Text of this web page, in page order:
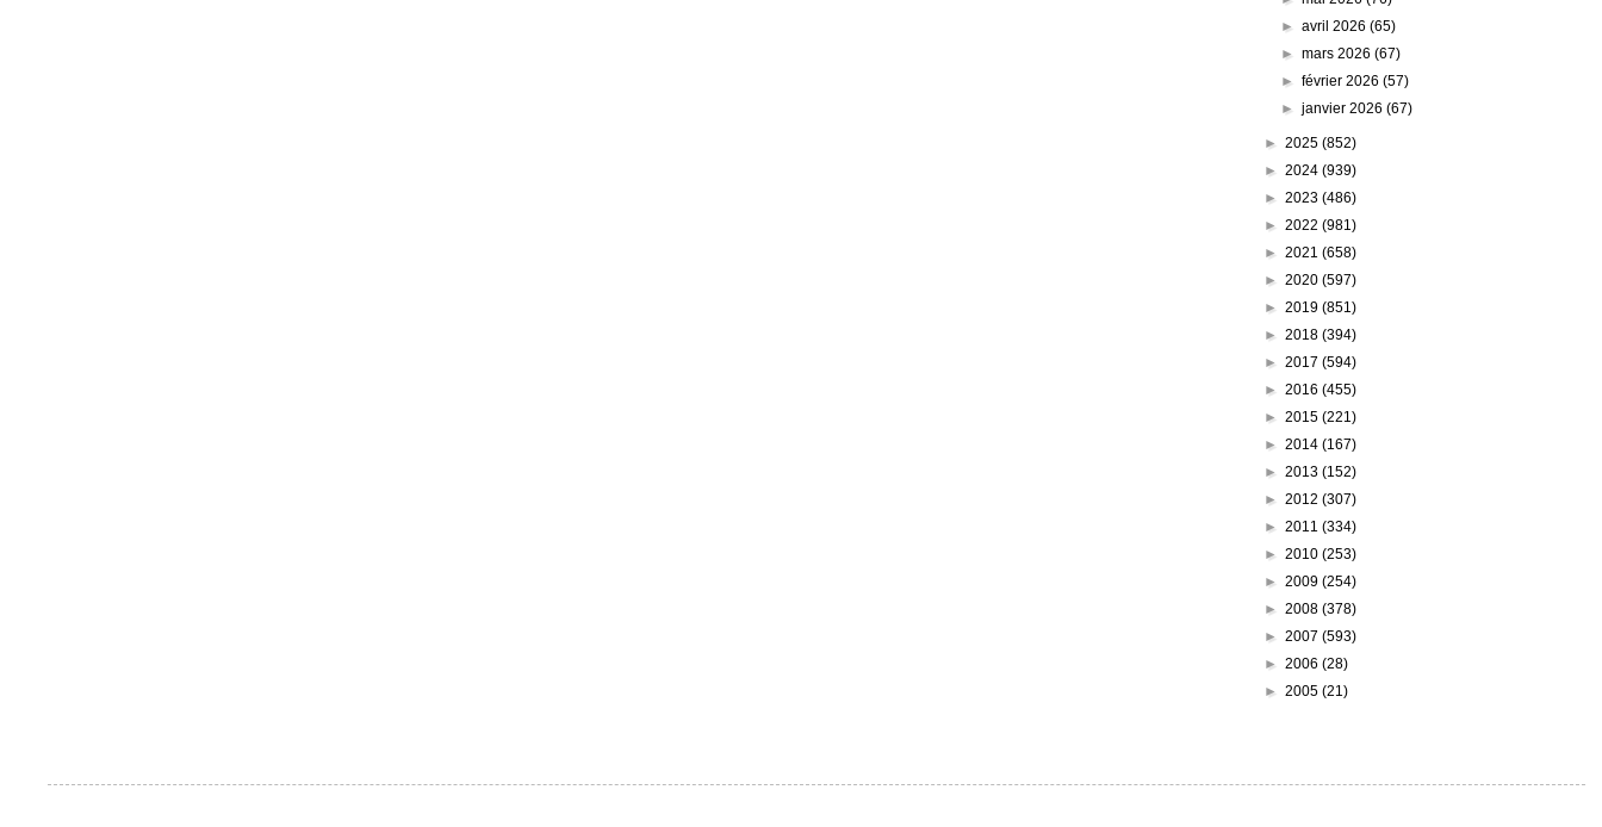
►avril 2026(65)
►mars 2026(67)
►février 2026(57)
►janvier 2026(67)
► 2025 (852)
► 2024 (939)
► 2023 (486)
► 2022 (981)
► 2021 (658)
► 2020 (597)
► 2019 (851)
► 2018 (394)
► 2017 (594)
► 2016 (455)
► 2015 (221)
► 2014 (167)
► 2013 (152)
► 2012 (307)
► 2011 (334)
► 2010 (253)
► 2009 (254)
► 2008 (378)
► 2007 (593)
► 2006 (28)
► 2005 (21)